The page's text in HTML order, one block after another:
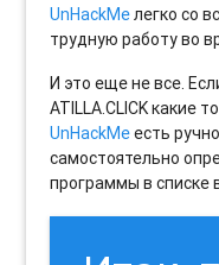
UnHackMeлегко со
трудную работу во
И это еще не все.
ATILLA.CLICK какие
UnHackMeесть
самостоятельно
программы в списке